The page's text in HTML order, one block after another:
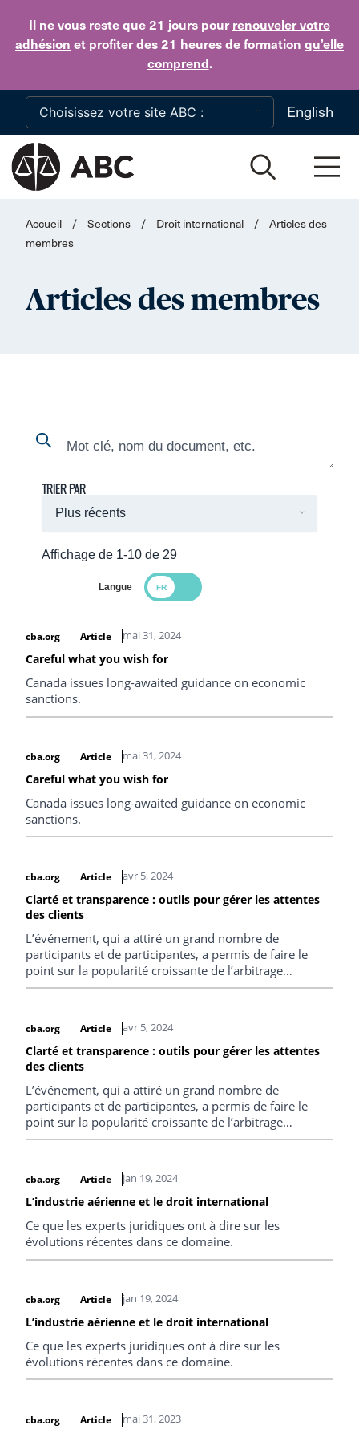
Il ne vous reste que 21 jours pour renouveler votre
adhésion et profiter des 21 heures de formation qu’elle
comprend.
Skip to main content
English
Accueil / Sections / Droit international /
Articles des
membres
Articles des membres
Search
Search
Affichage de 1-10 de 29
TRIER PAR
Langue
cba.org
Article mai 31, 2024
Careful what you wish for
Canada issues long-awaited guidance on economic
sanctions.
cba.org Article mai 31, 2024
Careful what you wish for
Canada issues long-awaited guidance on economic
sanctions.
cba.org Article avr 5, 2024
Clarté et transparence : outils pour gérer les attentes
des clients
L’événement, qui a attiré un grand nombre de
participants et de participantes, a permis de faire le
point sur la popularité croissante de l’arbitrage
institutionnel au Canada.
cba.org Article avr 5, 2024
Clarté et transparence : outils pour gérer les attentes
des clients
L’événement, qui a attiré un grand nombre de
participants et de participantes, a permis de faire le
point sur la popularité croissante de l’arbitrage
institutionnel au Canada.
cba.org Article jan 19, 2024
L’industrie aérienne et le droit international
Ce que les experts juridiques ont à dire sur les
évolutions récentes dans ce domaine.
cba.org Article jan 19, 2024
L’industrie aérienne et le droit international
Ce que les experts juridiques ont à dire sur les
évolutions récentes dans ce domaine.
cba.org Article mai 31, 2023